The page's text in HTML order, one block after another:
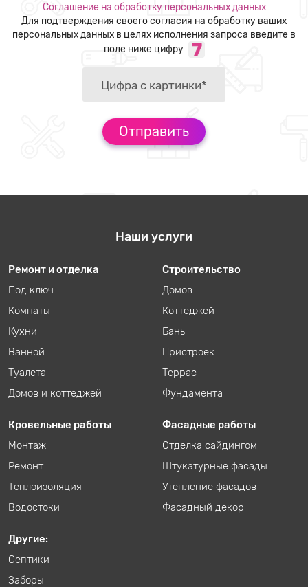
Соглашение на обработку персональных данных
Для подтверждения своего согласия на обработку ваших
персональных данных в целях исполнения запроса введите в
поле ниже цифру
Наши услуги
Ремонт и отделка
Под ключ
Комнаты
Кухни
Ванной
Туалета
Домов и коттеджей
Строительство
Домов
Коттеджей
Бань
Пристроек
Террас
Фундамента
Кровельные работы
Монтаж
Ремонт
Теплоизоляция
Водостоки
Фасадные работы
Отделка сайдингом
Штукатурные фасады
Утепление фасадов
Фасадный декор
Другие:
Септики
Заборы